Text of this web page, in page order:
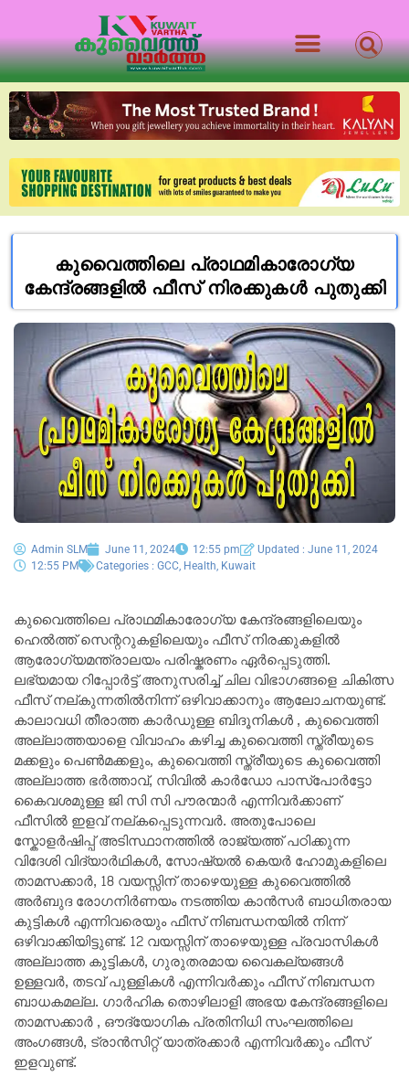
കുവൈത്തിലെ പ്രാഥമികാരോഗ്യ
കേന്ദ്രങ്ങളിൽ ഫീസ് നിരക്കുകൾ പുതുക്കി
Admin SLM June 11, 2024 12:55 pm
Updated : June 11, 2024
12:55 PM
Categories : GCC Health Kuwait
കുവൈത്തിലെ പ്രാഥമികാരോഗ്യ കേന്ദ്രങ്ങളിലെയും
ഹെൽത്ത് സെന്ററുകളിലെയും ഫീസ് നിരക്കുകളിൽ
ആരോഗ്യമന്ത്രാലയം പരിഷ്കരണം ഏർപ്പെടുത്തി.
ലഭ്യമായ റിപ്പോർട്ട് അനുസരിച്ച് ചില വിഭാഗങ്ങളെ ചികിത്സ
ഫീസ് നല്കുന്നതിൽനിന്ന് ഒഴിവാക്കാനും ആലോചനയുണ്ട്.
കാലാവധി തീരാത്ത കാർഡുള്ള ബിദൂനികൾ , കുവൈത്തി
അല്ലാത്തയാളെ വിവാഹം കഴിച്ച കുവൈത്തി സ്ത്രീയുടെ
മക്കളും പെൺമക്കളും, കുവൈത്തി സ്ത്രീയുടെ കുവൈത്തി
അല്ലാത്ത ഭർത്താവ്, സിവിൽ കാർഡോ പാസ്‌പോർട്ടോ
കൈവശമുള്ള ജി സി സി പൗരന്മാർ എന്നിവർക്കാണ്
ഫീസിൽ ഇളവ് നല്കപ്പെടുന്നവർ. അതുപോലെ
സ്കോളർഷിപ്പ് അടിസ്ഥാനത്തിൽ രാജ്യത്ത് പഠിക്കുന്ന
വിദേശി വിദ്യാർഥികൾ, സോഷ്യൽ കെയർ ഹോമുകളിലെ
താമസക്കാർ, 18 വയസ്സിന് താഴെയുള്ള കുവൈത്തിൽ
അർബുദ രോഗനിർണയം നടത്തിയ കാൻസർ ബാധിതരായ
കുട്ടികൾ എന്നിവരെയും ഫീസ് നിബന്ധനയിൽ നിന്ന്
ഒഴിവാക്കിയിട്ടുണ്ട്. 12 വയസ്സിന് താഴെയുള്ള പ്രവാസികൾ
അല്ലാത്ത കുട്ടികൾ, ഗുരുതരമായ വൈകല്യങ്ങൾ
ഉള്ളവർ, തടവ് പുള്ളികൾ എന്നിവർക്കും ഫീസ് നിബന്ധന
ബാധകമല്ല. ഗാർഹിക തൊഴിലാളി അഭയ കേന്ദ്രങ്ങളിലെ
താമസക്കാർ , ഔദ്യോഗിക പ്രതിനിധി സംഘത്തിലെ
അംഗങ്ങൾ, ട്രാൻസിറ്റ് യാത്രക്കാർ എന്നിവർക്കും ഫീസ്
ഇളവുണ്ട്.